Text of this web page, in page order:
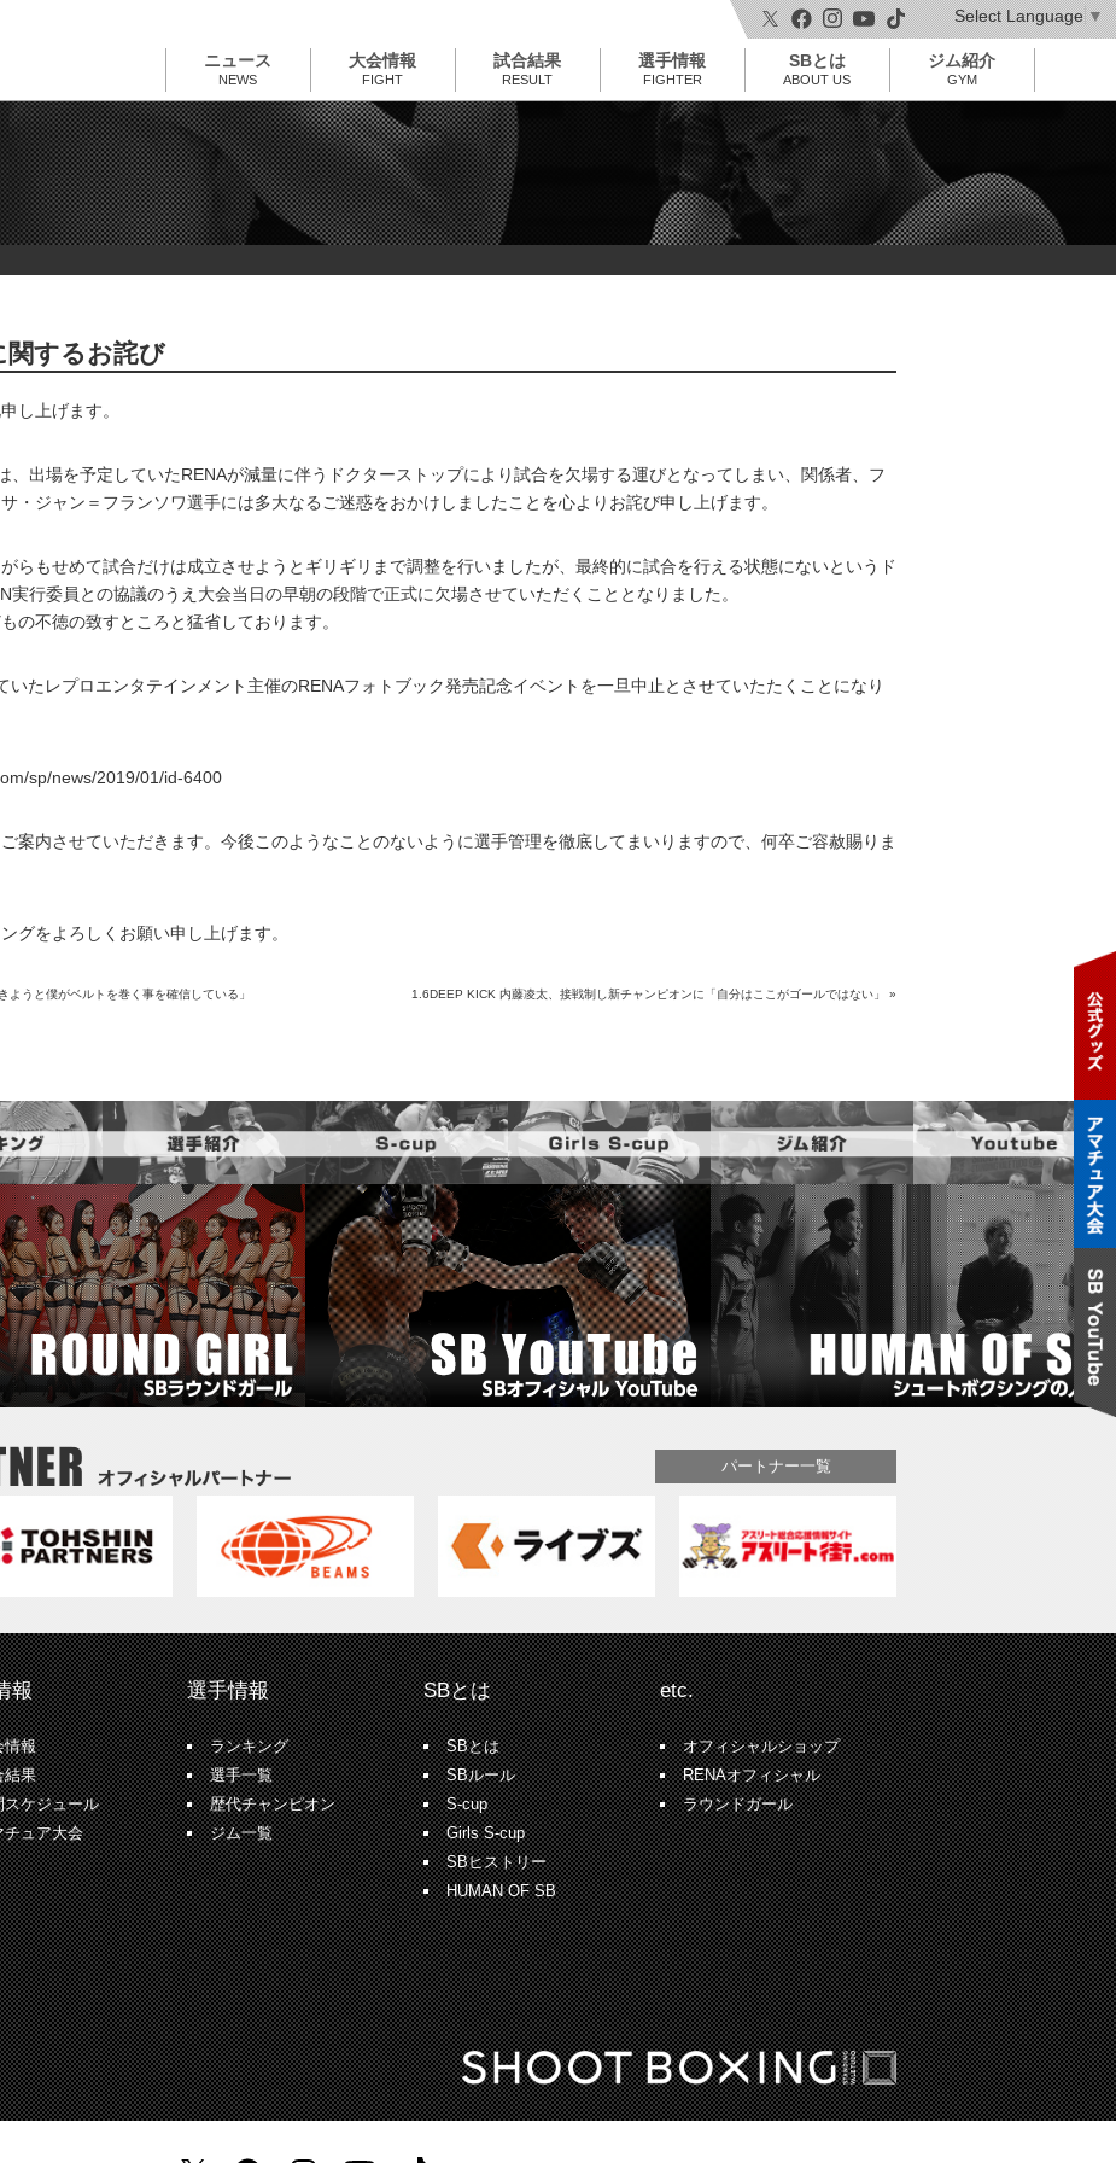
t
o
l
i
ニュース
NEWS
大会情報
FIGHT
試合結果
RESULT
選手情報
FIGHTER
SBとは
ABOUT US
ジム紹介
GYM
Select Language▼
関するお詫び
し上げます。
、出場を予定していたRENAが減量に伴うドクターストップにより試合を欠場する運びとなってしまい、関係者、フ
・ジャン＝フランソワ選手には多大なるご迷惑をおかけしましたことを心よりお詫び申し上げます。
らもせめて試合だけは成立させようとギリギリまで調整を行いましたが、最終的に試合を行える状態にないというド
行委員との協議のうえ大会当日の早朝の段階で正式に欠場させていただくこととなりました。
の不徳の致すところと猛省しております。
いたレプロエンタテインメント主催のRENAフォトブック発売記念イベントを一旦中止とさせていたたくことになり
sp/news/2019/01/id-6400
案内させていただきます。今後このようなことのないように選手管理を徹底してまいりますので、何卒ご容赦賜りま
グをよろしくお願い申し上げます。
うと僕がベルトを巻く事を確信している」 1.6DEEP KICK 内藤凌太、接戦制し新チャンピオンに「自分はここがゴールではない」 »
パートナー一覧
報
情報
結果
スケジュール
チュア大会
選手情報
ランキング
選手一覧
歴代チャンピオン
ジム一覧
SBとは
SBとは
SBルール
S-cup
Girls S-cup
SBヒストリー
HUMAN OF SB
etc.
オフィシャルショップ
RENAオフィシャル
ラウンドガール